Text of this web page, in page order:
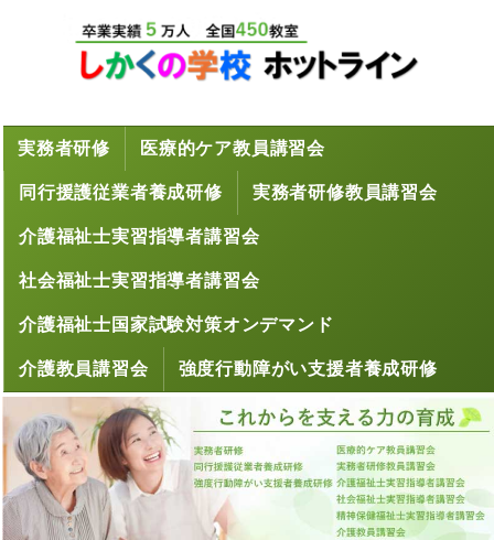
実務者研修 医療的ケア教員講習会
同行援護従業者養成研修 実務者研修教員講習会
介護福祉士実習指導者講習会
社会福祉士実習指導者講習会
介護福祉士国家試験対策オンデマンド
介護教員講習会 強度行動障がい支援者養成研修